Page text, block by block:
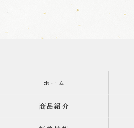
ホーム
商品紹介